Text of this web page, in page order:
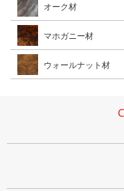
オーク材
マホガニー材
ウォールナット材